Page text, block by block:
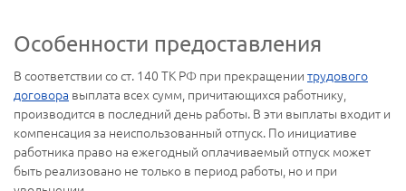
Особенности предоставления
В соответствии со ст. 140 ТК РФ при прекращении трудового
договора выплата всех сумм, причитающихся работнику,
производится в последний день работы. В эти выплаты входит и
компенсация за неиспользованный отпуск. По инициативе
работника право на ежегодный оплачиваемый отпуск может
быть реализовано не только в период работы, но и при